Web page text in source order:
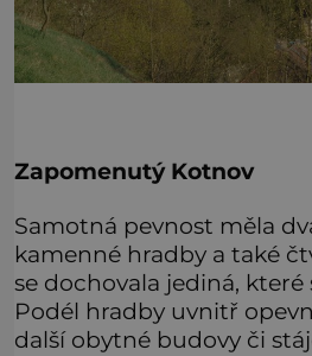
Zapomenutý Kotnov
Samotná pevnost měla
kamenné hradby a také
se dochovala jediná, které
Podél hradby uvnitř
další obytné budovy či